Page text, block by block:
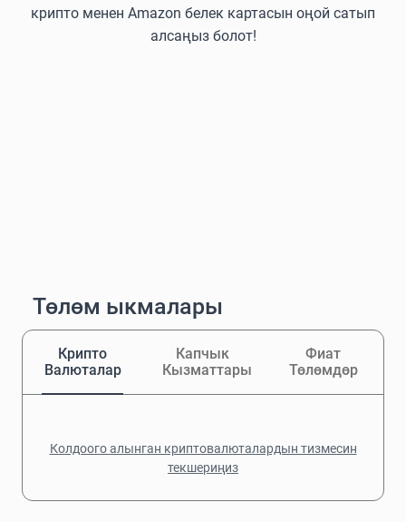
крипто менен Amazon белек картасын оңой сатып
алсаңыз болот!
Төлөм ыкмалары
Крипто
Валюталар
Капчык
Кызматтары
Фиат
Төлөмдөр
Колдоого алынган криптовалюталардын тизмесин
текшериңиз